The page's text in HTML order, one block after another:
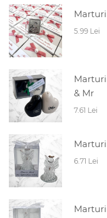
5.99 Lei
& Mr
7.61 Lei
6.71 Lei